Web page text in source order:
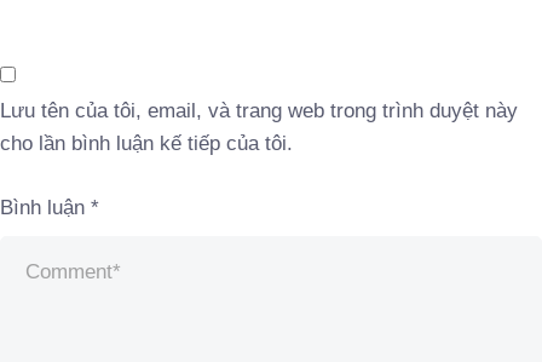
Lưu tên của tôi, email, và trang web trong trình duyệt này
cho lần bình luận kế tiếp của tôi.
Bình luận *